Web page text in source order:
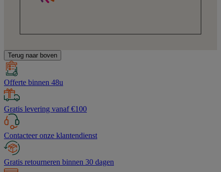
Terug naar boven
Offerte binnen 48u
Gratis levering vanaf €100
Contacteer onze klantendienst
Gratis retourneren binnen 30 dagen